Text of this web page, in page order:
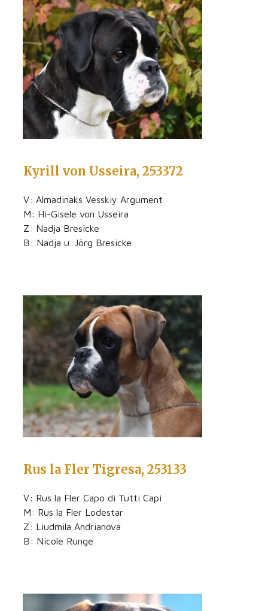
Kyrill von Usseira, 253372
V: Almadinaks Vesskiy Argument
M: Hi-Gisele von Usseira
Z: Nadja Bresicke
B: Nadja u. Jörg Bresicke
Rus la Fler Tigresa, 253133
V: Rus la Fler Capo di Tutti Capi
M: Rus la Fler Lodestar
Z: Liudmila Andrianova
B: Nicole Runge